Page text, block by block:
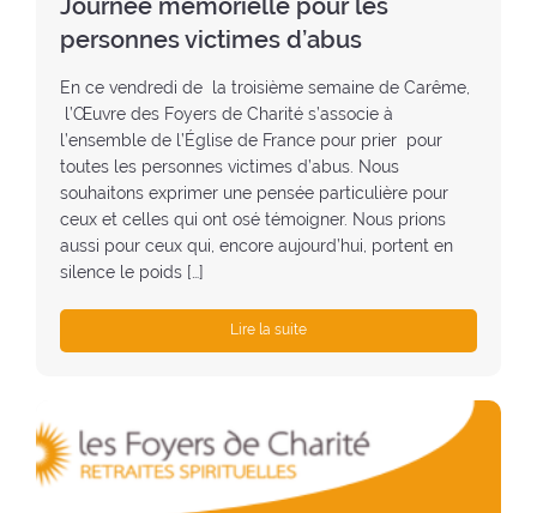
:
Journée mémorielle pour les
personnes victimes d’abus
En ce vendredi de la troisième semaine de Carême,
l’Œuvre des Foyers de Charité s’associe à
l’ensemble de l’Église de France pour prier pour
toutes les personnes victimes d’abus. Nous
souhaitons exprimer une pensée particulière pour
ceux et celles qui ont osé témoigner. Nous prions
aussi pour ceux qui, encore aujourd’hui, portent en
silence le poids […]
Lire la suite